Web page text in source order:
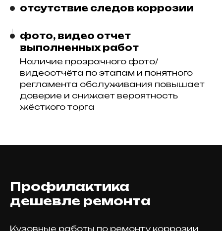
отсутствие следов коррозии
фото, видео отчет
выполненных работ
Наличие прозрачного фото/
видеоотчёта по этапам и понятного
регламента обслуживания повышает
доверие и снижает вероятность
жёсткого торга
Профилактика
дешевле ремонта
Кузовные работы по ремонту коррозии